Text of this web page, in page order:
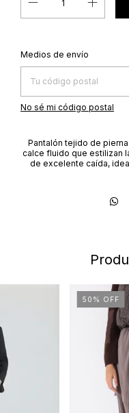
Entregas para el CP:
Medios de envío
No sé mi código postal
Pantalón tejido de
calce fluido que estilizan
de excelente caída,
50 % OFF